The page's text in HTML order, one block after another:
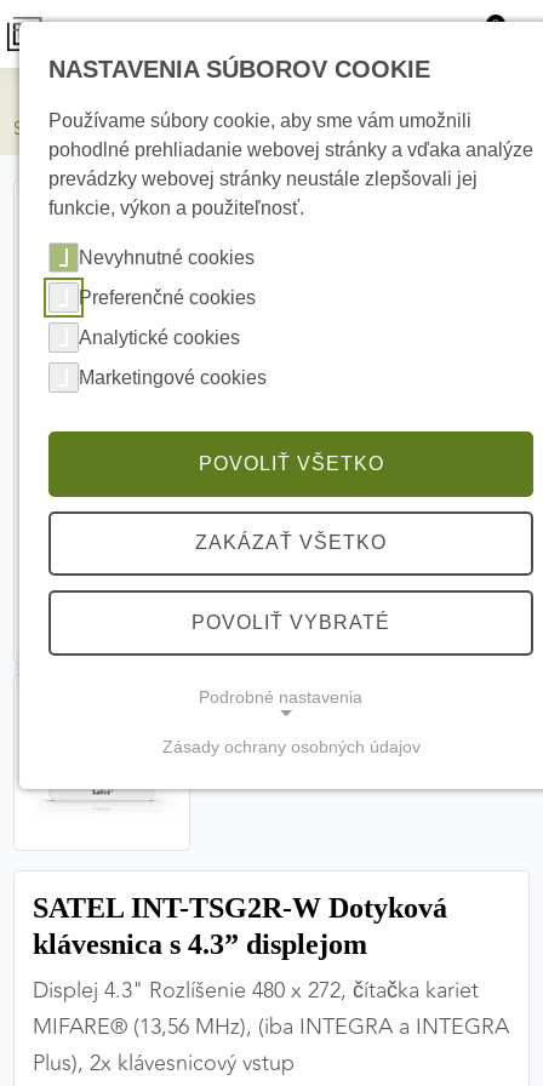
0
SATEL INT-TSG2R-W Dotyková klávesnica s 4.3” displejom
SATEL INT-TSG2R-W Dotyková
klávesnica s 4.3” displejom
Displej 4.3" Rozlíšenie 480 x 272, čítačka kariet
MIFARE® (13,56 MHz), (iba INTEGRA a INTEGRA
Plus), 2x klávesnicový vstup
NASTAVENIA SÚBOROV COOKIE
Používame súbory cookie, aby sme vám umožnili
pohodlné prehliadanie webovej stránky a vďaka analýze
prevádzky webovej stránky neustále zlepšovali jej
funkcie, výkon a použiteľnosť.
Nevyhnutné cookies
Preferenčné cookies
Analytické cookies
Marketingové cookies
POVOLIŤ VŠETKO
ZAKÁZAŤ VŠETKO
POVOLIŤ VYBRATÉ
Podrobné nastavenia
(vždy aktívne, nemožno vypnúť)
Tieto cookies sú potrebné na správne fungovanie
zabezpečiť jej plnú funkčnosť.
PREFERENČNÉ COOKIES
Zásady ochrany osobných údajov